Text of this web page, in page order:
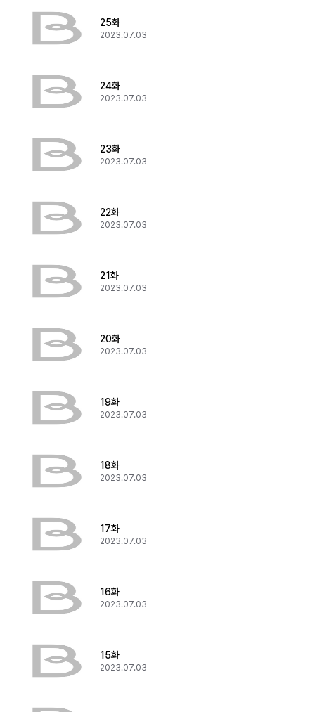
25화
2023.07.03
24화
2023.07.03
23화
2023.07.03
22화
2023.07.03
21화
2023.07.03
20화
2023.07.03
19화
2023.07.03
18화
2023.07.03
17화
2023.07.03
16화
2023.07.03
15화
2023.07.03